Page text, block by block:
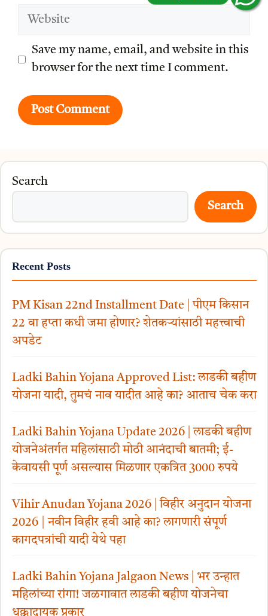
Website
Save my name, email, and website in this
browser for the next time I comment.
Search
Search
Recent Posts
PM Kisan 22nd Installment Date | पीएम किसान
22 वा हप्ता कधी जमा होणार? शेतकऱ्यांसाठी महत्त्वाची
अपडेट
Ladki Bahin Yojana Approved List: लाडकी बहीण
योजना यादी, तुमचं नाव यादीत आहे का? आताच चेक करा
Ladki Bahin Yojana Update 2026 | लाडकी बहीण
योजनेअंतर्गत महिलांसाठी मोठी आनंदाची बातमी; ई-
केवायसी पूर्ण असल्यास मिळणार एकत्रित 3000 रुपये
Vihir Anudan Yojana 2026 | विहीर अनुदान योजना
2026 | नवीन विहीर हवी आहे का? लागणारी संपूर्ण
कागदपत्रांची यादी येथे पहा
Ladki Bahin Yojana Jalgaon News | भर उन्हात
महिलांच्या रांगा! जळगावात लाडकी बहीण योजनेचा
धक्कादायक प्रकार